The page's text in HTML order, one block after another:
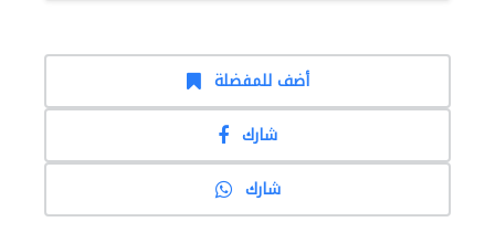
أضف للمفضلة
شارك
شارك